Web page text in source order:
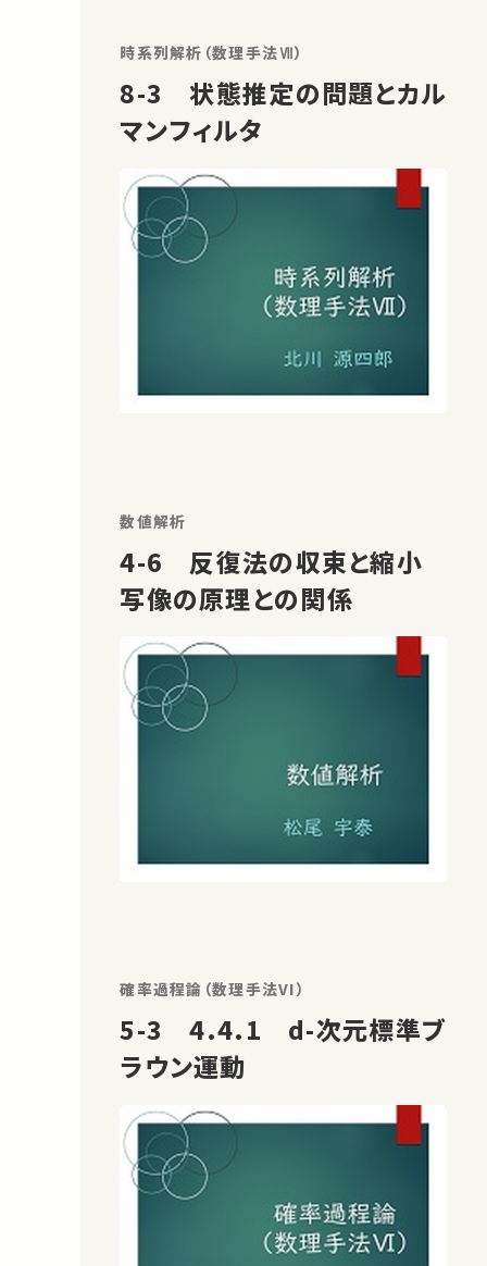
時系列解析（数理手法Ⅶ）
8-3 状態推定の問題とカル
マンフィルタ
数値解析
4-6 反復法の収束と縮小
写像の原理との関係
確率過程論（数理手法VI）
5-3 4.4.1 d-次元標準ブ
ラウン運動